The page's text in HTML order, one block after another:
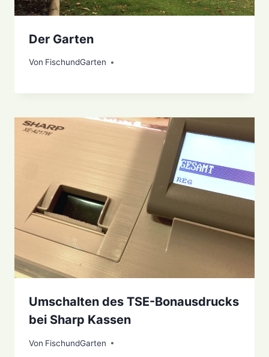
Der Garten
Von FischundGarten
15. Oktober 2020
Umschalten des TSE-Bonausdrucks
bei Sharp Kassen
Von FischundGarten
19. August 2021